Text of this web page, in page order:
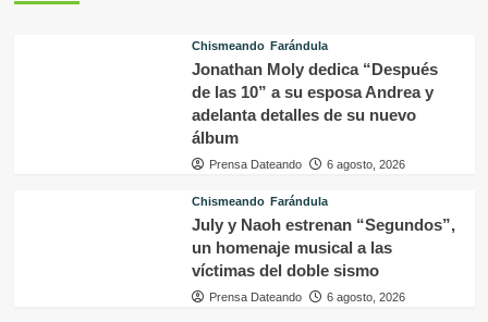
Chismeando Farándula
Jonathan Moly dedica “Después
de las 10” a su esposa Andrea y
adelanta detalles de su nuevo
álbum
Prensa Dateando 6 agosto, 2026
Chismeando Farándula
July y Naoh estrenan “Segundos”,
un homenaje musical a las
víctimas del doble sismo
Prensa Dateando 6 agosto, 2026